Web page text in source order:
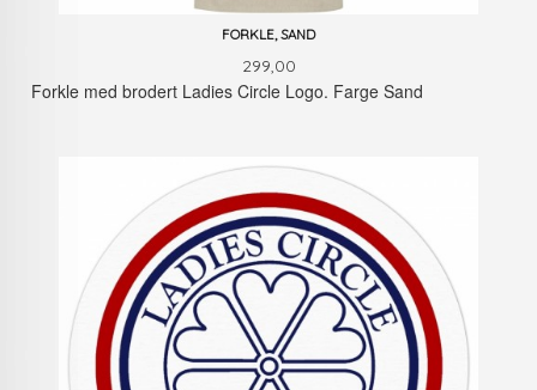
FORKLE, SAND
Pris
299,00
Forkle med brodert Ladies Circle Logo. Farge Sand